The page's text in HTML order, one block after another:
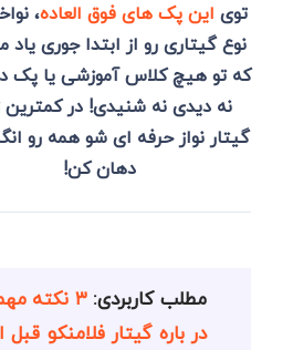
توی این پک های فوق العاده،
نوع گیتاری رو از ابتدا جوری یاد
که تو هیچ کلاس آموزشی یا پک
نه دیدی نه شنیدی! در کمترین
گیتار نواز حرفه ای شو همه رو
دهان کن!
مطلب کاربردی:
۳ نکته
در باره گیتار فلامنکو قبل